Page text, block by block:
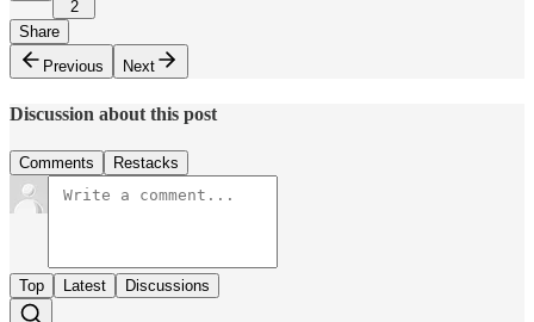
2
Share
Previous
Next
Discussion about this post
Comments Restacks
Top Latest Discussions